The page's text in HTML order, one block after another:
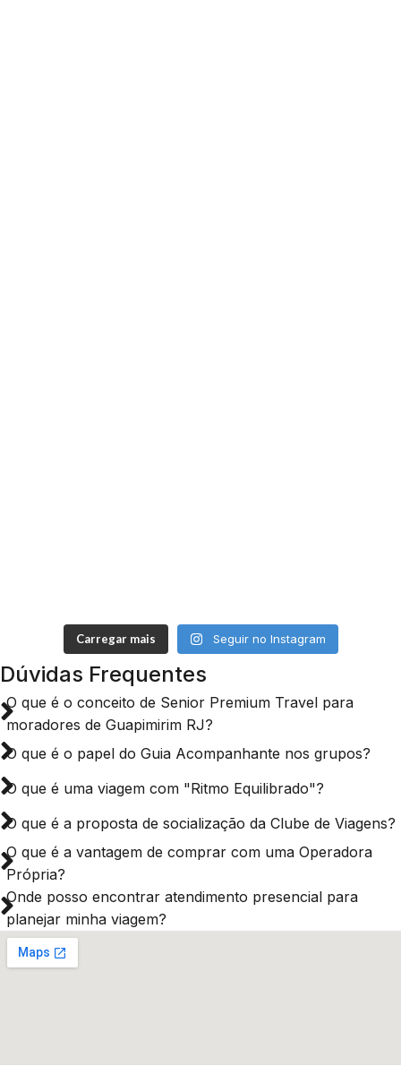
Carregar mais Seguir no Instagram
Dúvidas Frequentes
O que é o conceito de Senior Premium Travel para
moradores de Guapimirim RJ?
O que é o papel do Guia Acompanhante nos grupos?
O que é uma viagem com "Ritmo Equilibrado"?
O que é a proposta de socialização da Clube de Viagens?
O que é a vantagem de comprar com uma Operadora
Própria?
Onde posso encontrar atendimento presencial para
planejar minha viagem?